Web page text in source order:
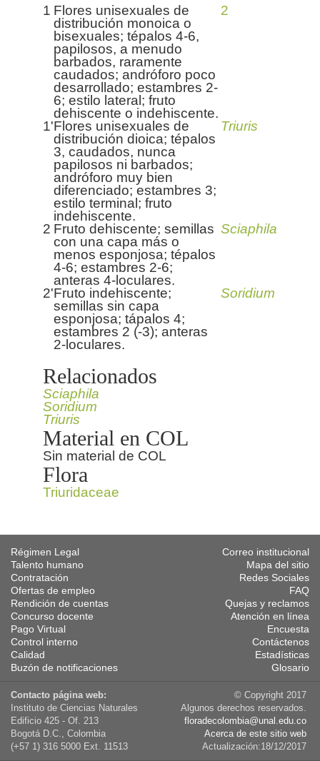
1 Flores unisexuales de
distribución monoica o
bisexuales; tépalos 4-6,
papilosos, a menudo
barbados, raramente
caudados; andróforo poco
desarrollado; estambres 2-
6; estilo lateral; fruto
dehiscente o indehiscente.
2
1'Flores unisexuales de
distribución dioica; tépalos
3, caudados, nunca
papilosos ni barbados;
andróforo muy bien
diferenciado; estambres 3;
estilo terminal; fruto
indehiscente.
Triuris
2 Fruto dehiscente; semillas
con una capa más o
menos esponjosa; tépalos
4-6; estambres 2-6;
anteras 4-loculares.
Sciaphila
2'Fruto indehiscente;
semillas sin capa
esponjosa; tápalos 4;
estambres 2 (-3); anteras
2-loculares.
Soridium
Relacionados
Sciaphila
Soridium
Triuris
Material en COL
Sin material de COL
Flora
Triuridaceae
Régimen Legal
Talento humano
Contratación
Ofertas de empleo
Rendición de cuentas
Concurso docente
Pago Virtual
Control interno
Calidad
Buzón de notificaciones
Correo institucional
Mapa del sitio
Redes Sociales
FAQ
Quejas y reclamos
Atención en línea
Encuesta
Contáctenos
Estadísticas
Glosario
Contacto página web:
Instituto de Ciencias Naturales
Edificio 425 - Of. 213
Bogotá D.C., Colombia
(+57 1) 316 5000 Ext. 11513
© Copyright 2017
Algunos derechos reservados.
floradecolombia@unal.edu.co
Acerca de este sitio web
Actualización:18/12/2017